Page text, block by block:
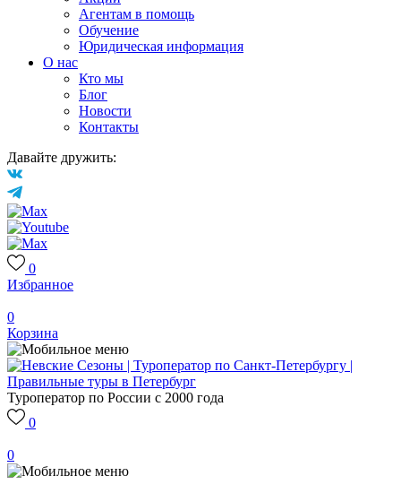
Агентам в помощь
Обучение
Юридическая информация
О нас
Кто мы
Блог
Новости
Контакты
Давайте дружить:
0
Избранное
0
Корзина
Туроператор по России с 2000 года
0
0